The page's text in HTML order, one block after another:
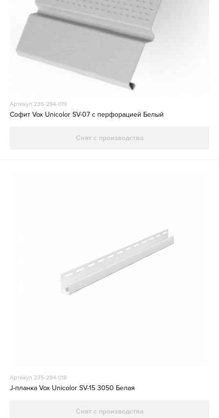
Артикул 235-294-019
Софит Vox Unicolor SV-07 с перфорацией Белый
Снят с производства
Артикул 235-294-018
J-планка Vox Unicolor SV-15 3050 Белая
Снят с производства